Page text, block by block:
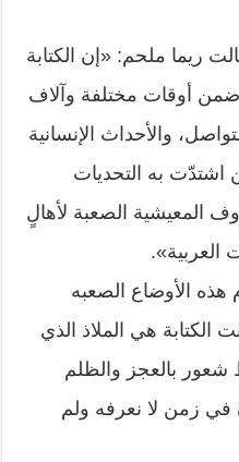
ريما ملحم: «إن الكتابة
أوقات مختلفة وآلاف
والأحداث الإنسانية
اشتدّت به التحديات
المعيشية الصعبة لأهالٍ
العربية».
هذه الأوضاع الصعبه
هي الملاذ الذي
بالعجز والظلم
في زمن لا نعرفه ولم